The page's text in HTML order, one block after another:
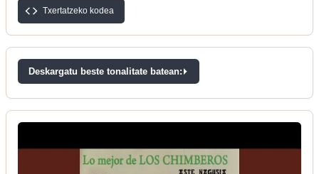
Txertatzeko kodea
Deskargatu beste tonalitate batean: